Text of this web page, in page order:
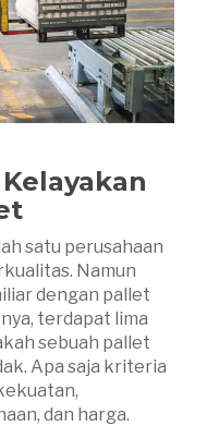
satu perusahaan
Namun
dengan pallet
terdapat lima
sebuah pallet
Apa saja kriteria
dan harga.